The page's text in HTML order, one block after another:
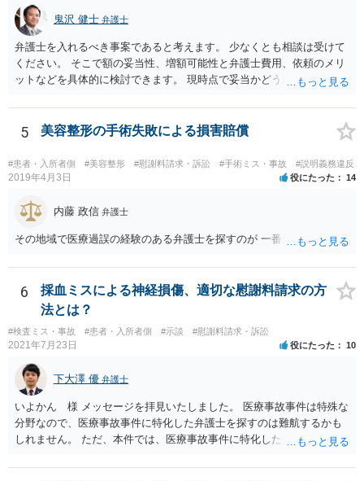
しく悪くなってしまったとか， 手術のミスの結果，入院期間が延びて
しまったとかいう事情があれば， 追加請求が可能な余地があります。
ただし，手術代の返金に応じた際に「これ以上金銭の請求はしませ
ん」という趣旨の合意をしてしまっていると， 上記の請求は，基本的
には困難となります。
鬼沢 健士 弁護士
弁護士を入れるべき事案であると考えます。 少なくとも相談は受けて
ください。 そこで額の妥当性、増額可能性と弁護士費用、依頼のメリ
ットなどを具体的に検討できます。 現時点で妥当かどうかを即断する
5 美容整形の手術失敗による損害賠償
#患者・入所者側 #美容整形 #慰謝料請求・訴訟 #手術ミス・事故 #説明義務違反
2019年4月3日 役にたった 14
内藤 政信 弁護士
その地域で医療過誤の経験のある弁護士を探すのが 一番近道だね。
6
採血ミスによる神経損傷、適切な慰謝料請求の方
法とは？
#検査ミス・事故 #患者・入所者側 #示談 #慰謝料請求・訴訟
2021年7月23日 役にたった 10
下大澤 優 弁護士
いよかん 様 メッセージを拝見いたしました。 医療事故事件は特殊な
分野なので、医療事故事件に特化した弁護士を探すのは難航するかも
しれません。 ただ、本件では、医療事故事件に特化した弁護士でなく
の過失（医療ミス）の立証なのですが、本件では過失自体には争いが